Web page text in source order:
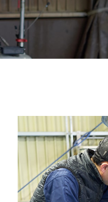
安全・労務教育・工場安全診断
緑地管理
物品販売・リース
自動車整備・販売
施設管理
クリーンサービス
先輩インタビュー